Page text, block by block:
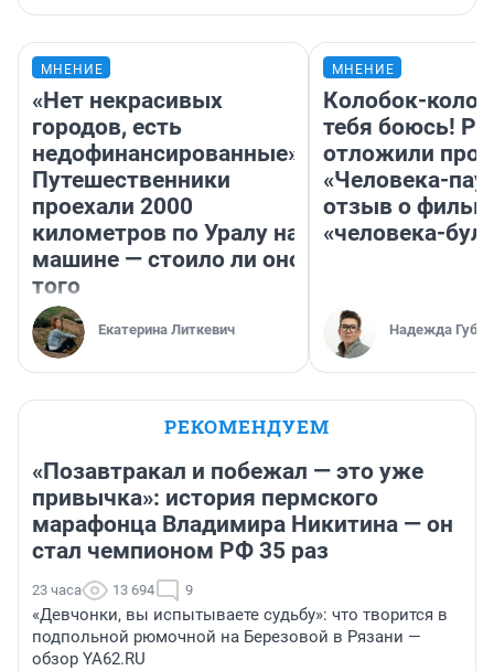
МНЕНИЕ
«Нет некрасивых
городов, есть
недофинансированные».
Путешественники
проехали 2000
километров по Уралу на
машине — стоило ли оно
того
Екатерина Литкевич
МНЕНИЕ
Колобок-
тебя боюсь!
отложили
«Человека-
отзыв о
«человека-
Надежда
РЕКОМЕНДУЕМ
«Позавтракал и побежал — это уже
привычка»: история пермского
марафонца Владимира Никитина — он
стал чемпионом РФ 35 раз
23 часа 13 694 9
«Девчонки, вы испытываете судьбу»: что творится в
подпольной рюмочной на Березовой в Рязани —
обзор YA62.RU